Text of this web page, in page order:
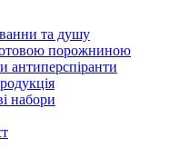
та душу
порожниною
антиперспіранти
набори